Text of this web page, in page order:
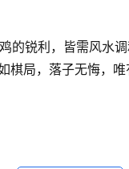
的锐利，皆需风水
局，落子无悔，唯